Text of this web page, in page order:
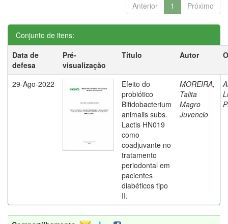
Anterior 1 Próximo
Conjunto de itens:
Data de
defesa
Pré-
visualização
Título Autor
29-Ago-2022
Efeito do
probiótico
Bifidobacterium
animalis subs.
Lactis HN019
como
coadjuvante no
tratamento
periodontal em
pacientes
diabéticos tipo
II.
MOREIRA,
Talita
Magro
Juvencio